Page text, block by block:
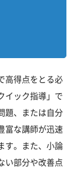
高得点をとる必
イック指導」で
題、または自分
富な講師が迅速
す。また、小論
い部分や改善点